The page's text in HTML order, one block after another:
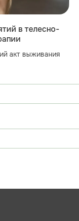
в телесно-
акт выживания